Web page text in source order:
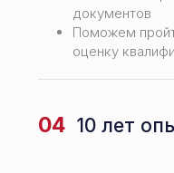
04 10 лет
документов
Поможем
оценку